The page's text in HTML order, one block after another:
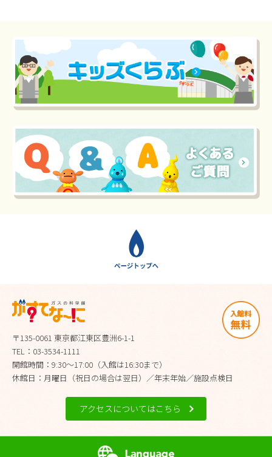
〒135-0061 東京都江東区豊洲6-1-1
TEL：03-3534-1111
開館時間：9:30～17:00（入館は16:30まで）
休館日：月曜日（祝日の場合は翌日）／年末年始／施設点検日
アクセスについてはこちら